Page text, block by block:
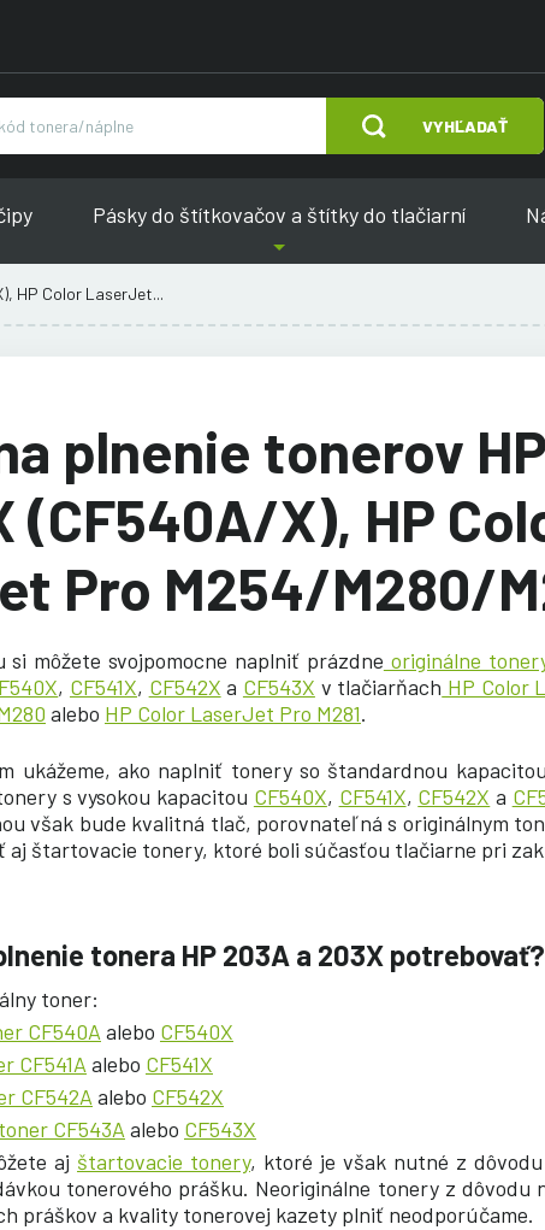
VYHĽADAŤ
Pásky do štítkovačov a štítky do tlačiarní
HP Color LaserJet...
plnenie tonerov HP
(CF540A/X), HP
Pro M254/M280/
môžete svojpomocne naplniť prázdne originálne
, CF541X, CF542X a CF543X v tlačiarňach HP Color
alebo HP Color LaserJet Pro M281.
ukážeme, ako naplniť tonery so štandardnou kapacitou
s vysokou kapacitou CF540X, CF541X, CF542X a
však bude kvalitná tlač, porovnateľná s originálnym
aj štartovacie tonery, ktoré boli súčasťou tlačiarne pri
tonera HP 203A a 203X potrebovať?
toner:
CF540Aalebo CF540X
CF541Aalebo CF541X
CF542Aalebo CF542X
CF543Aalebo CF543X
aj štartovacie tonery, ktoré je však nutné z
tonerového prášku. Neoriginálne tonery z dôvodu
práškov a kvality tonerovej kazety plniť neodporúčame.